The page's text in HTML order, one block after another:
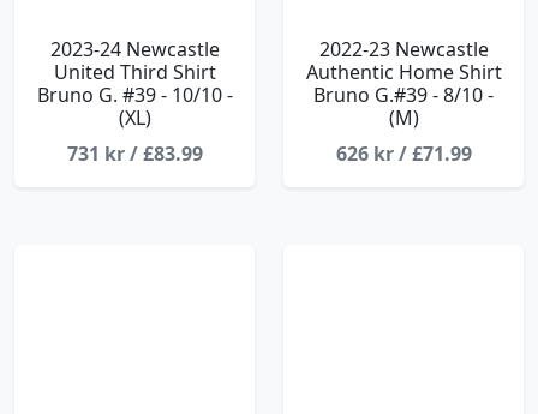
2023-24 Newcastle
United Third Shirt
Bruno G. #39 - 10/10 -
(XL)
731 kr / £83.99
2022-23 Newcastle
Authentic Home Shirt
Bruno G.#39 - 8/10 -
(M)
626 kr / £71.99